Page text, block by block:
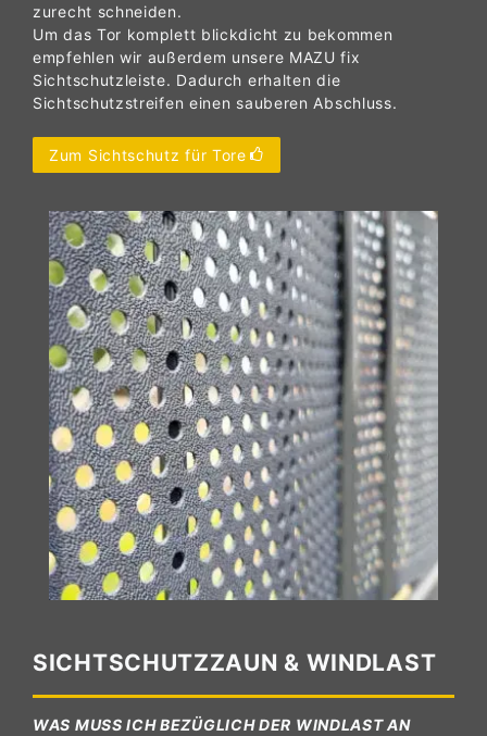
zurecht schneiden.
Um das Tor komplett blickdicht zu bekommen
empfehlen wir außerdem unsere MAZU fix
Sichtschutzleiste. Dadurch erhalten die
Sichtschutzstreifen einen sauberen Abschluss.
Zum Sichtschutz für Tore
SICHTSCHUTZZAUN & WINDLAST
WAS MUSS ICH BEZÜGLICH DER WINDLAST AN